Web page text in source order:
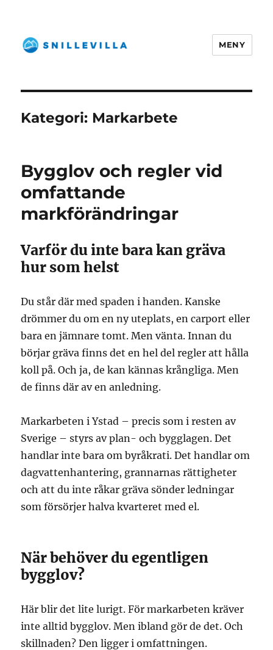
MENY
Kategori: Markarbete
Bygglov och regler vid
omfattande
markförändringar
Varför du inte bara kan gräva
hur som helst
Du står där med spaden i handen. Kanske
drömmer du om en ny uteplats, en carport eller
bara en jämnare tomt. Men vänta. Innan du
börjar gräva finns det en hel del regler att hålla
koll på. Och ja, de kan kännas krångliga. Men
de finns där av en anledning.
Markarbeten i Ystad – precis som i resten av
Sverige – styrs av plan- och bygglagen. Det
handlar inte bara om byråkrati. Det handlar om
dagvattenhantering, grannarnas rättigheter
och att du inte råkar gräva sönder ledningar
som försörjer halva kvarteret med el.
När behöver du egentligen
bygglov?
Här blir det lite lurigt. För markarbeten kräver
inte alltid bygglov. Men ibland gör de det. Och
skillnaden? Den ligger i omfattningen.